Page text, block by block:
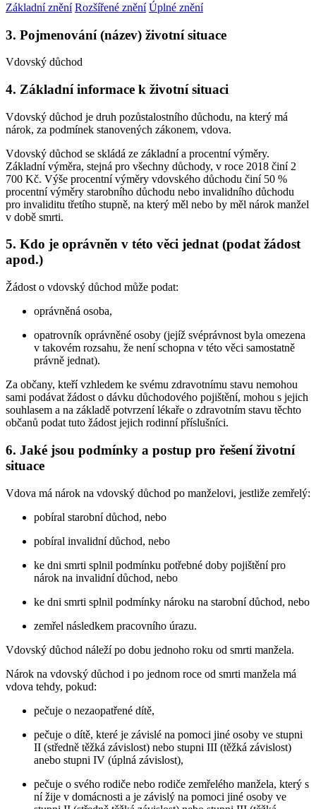
Základní znění Rozšířené znění Úplné znění
3. Pojmenování (název) životní situace
Vdovský důchod
4. Základní informace k životní situaci
Vdovský důchod je druh pozůstalostního důchodu, na který má
nárok, za podmínek stanovených zákonem, vdova.
Vdovský důchod se skládá ze základní a procentní výměry.
Základní výměra, stejná pro všechny důchody, v roce 2018 činí 2
700 Kč. Výše procentní výměry vdovského důchodu činí 50 %
procentní výměry starobního důchodu nebo invalidního důchodu
pro invaliditu třetího stupně, na který měl nebo by měl nárok manžel
v době smrti.
5. Kdo je oprávněn v této věci jednat (podat žádost
apod.)
Žádost o vdovský důchod může podat:
oprávněná osoba,
opatrovník oprávněné osoby (jejíž svéprávnost byla omezena
v takovém rozsahu, že není schopna v této věci samostatně
právně jednat).
Za občany, kteří vzhledem ke svému zdravotnímu stavu nemohou
sami podávat žádost o dávku důchodového pojištění, mohou s jejich
souhlasem a na základě potvrzení lékaře o zdravotním stavu těchto
občanů podat tuto žádost jejich rodinní příslušníci.
6. Jaké jsou podmínky a postup pro řešení životní
situace
Vdova má nárok na vdovský důchod po manželovi, jestliže zemřelý:
pobíral starobní důchod, nebo
pobíral invalidní důchod, nebo
ke dni smrti splnil podmínku potřebné doby pojištění pro
nárok na invalidní důchod, nebo
ke dni smrti splnil podmínky nároku na starobní důchod, nebo
zemřel následkem pracovního úrazu.
Vdovský důchod náleží po dobu jednoho roku od smrti manžela.
Nárok na vdovský důchod i po jednom roce od smrti manžela má
vdova tehdy, pokud:
pečuje o nezaopatřené dítě,
pečuje o dítě, které je závislé na pomoci jiné osoby ve stupni
II (středně těžká závislost) nebo stupni III (těžká závislost)
anebo stupni IV (úplná závislost),
pečuje o svého rodiče nebo rodiče zemřelého manžela, který s
ní žije v domácnosti a je závislý na pomoci jiné osoby ve